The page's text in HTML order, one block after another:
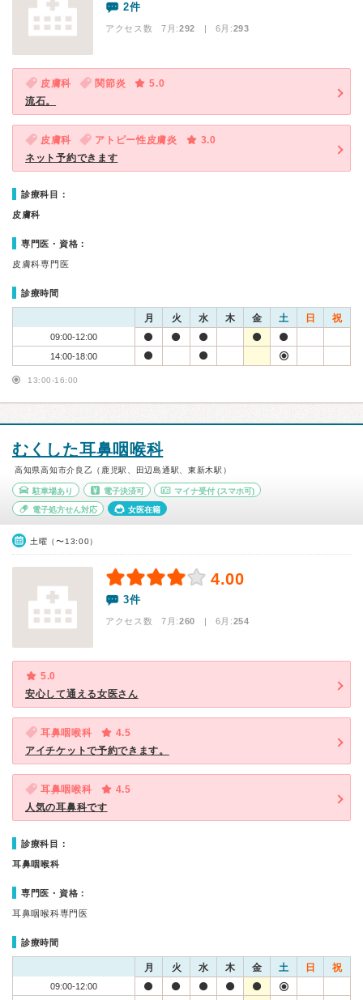
2件
アクセス数 7月:292 | 6月:293
皮膚科 関節炎
5.0
流石。
皮膚科 アトピー性皮膚炎
3.0
ネット予約できます
診療科目：
皮膚科
専門医・資格：
皮膚科専門医
診療時間
月 火 水 木 金 土 日 祝
09:00-12:00
14:00-18:00
13:00-16:00
むくした耳鼻咽喉科
高知県高知市介良乙（鹿児駅、田辺島通駅、東新木駅）
駐車場あり 電子決済可 マイナ受付 (スマホ可)
電子処方せん対応 女医在籍
土曜（〜13:00）
4.00
3件
アクセス数 7月:260 | 6月:254
5.0
安心して通える女医さん
耳鼻咽喉科
4.5
アイチケットで予約できます。
耳鼻咽喉科
4.5
人気の耳鼻科です
診療科目：
耳鼻咽喉科
専門医・資格：
耳鼻咽喉科専門医
診療時間
月 火 水 木 金 土 日 祝
09:00-12:00